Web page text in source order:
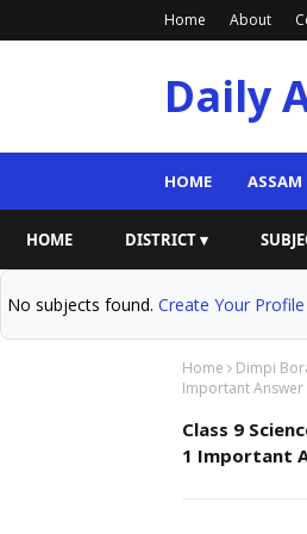
Home About
Daily
HOME ASSAM
HOME DISTRICT ▾
No subjects found. Create Your Profile
Home Dimpi
Important Answer
Class 9
1 Important